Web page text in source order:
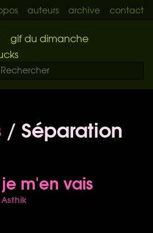
auteurs archive contact
gif du dimanche
/ Séparation
m'en vais
Asthik